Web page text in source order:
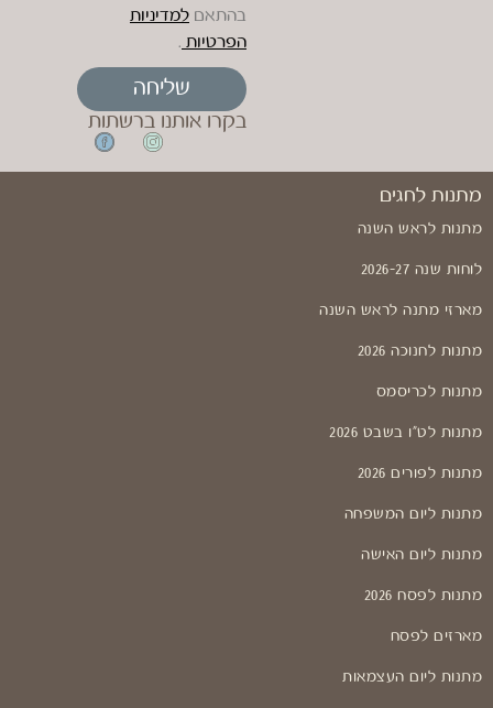
בהתאם למדיניות
הפרטיות .
שליחה
בקרו אותנו ברשתות
מתנות לחגים
מתנות לראש השנה
לוחות שנה 2026-27
מארזי מתנה לראש השנה
מתנות לחנוכה 2026
מתנות לכריסמס
מתנות לט"ו בשבט 2026
מתנות לפורים 2026
מתנות ליום המשפחה
מתנות ליום האישה
מתנות לפסח 2026
מארזים לפסח
מתנות ליום העצמאות